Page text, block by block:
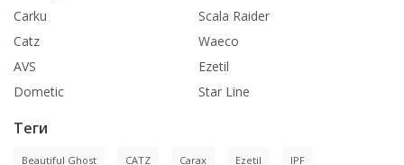
Carku
Scala Raider
Catz
Waeco
AVS
Ezetil
Dometic
Star Line
Теги
Beautiful Ghost CATZ Carax Ezetil IPF